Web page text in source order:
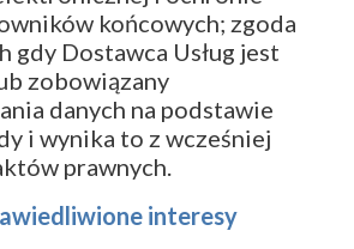
końcowych; zgoda
gdy Dostawca Usług jest
zobowiązany
danych na podstawie
i wynika to z wcześniej
prawnych.
interesy